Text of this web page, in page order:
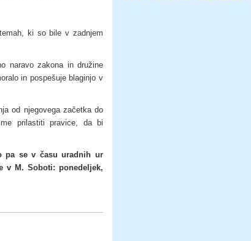
ki so bile v zadnjem
naravo zakona in družine
in pospešuje blaginjo v
od njegovega začetka do
prilastiti pravice, da bi
pa se v času uradnih ur
v M. Soboti: ponedeljek,